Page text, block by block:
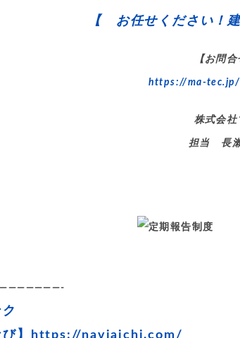
【 お任せください！
【お問
https://ma-
株式会社
担当 長瀨
】
https://naviaichi.com/